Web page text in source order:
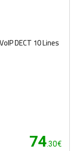
DECT 10 Lines
74.30€